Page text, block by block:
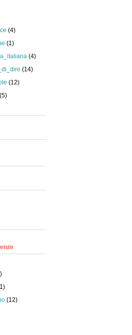
(4)
(1)
(4)
(14)
(12)
(5)
(12)